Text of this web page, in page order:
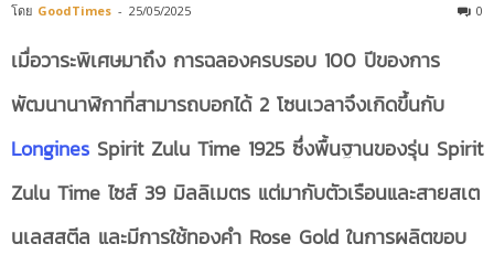
โดย GoodTimes - 25/05/2025 0
เมื่อวาระพิเศษมาถึง การฉลองครบรอบ 100 ปีของการ
พัฒนานาฬิกาที่สามารถบอกได้ 2 โซนเวลาจึงเกิดขึ้นกับ
Longines Spirit Zulu Time 1925 ซึ่งพื้นฐานของรุ่น Spirit
Zulu Time ไซส์ 39 มิลลิเมตร แต่มากับตัวเรือนและสายสเต
นเลสสตีล และมีการใช้ทองคำ Rose Gold ในการผลิตขอบ